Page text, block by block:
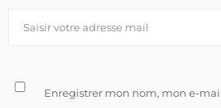
Enregistrer mon nom, mon e-